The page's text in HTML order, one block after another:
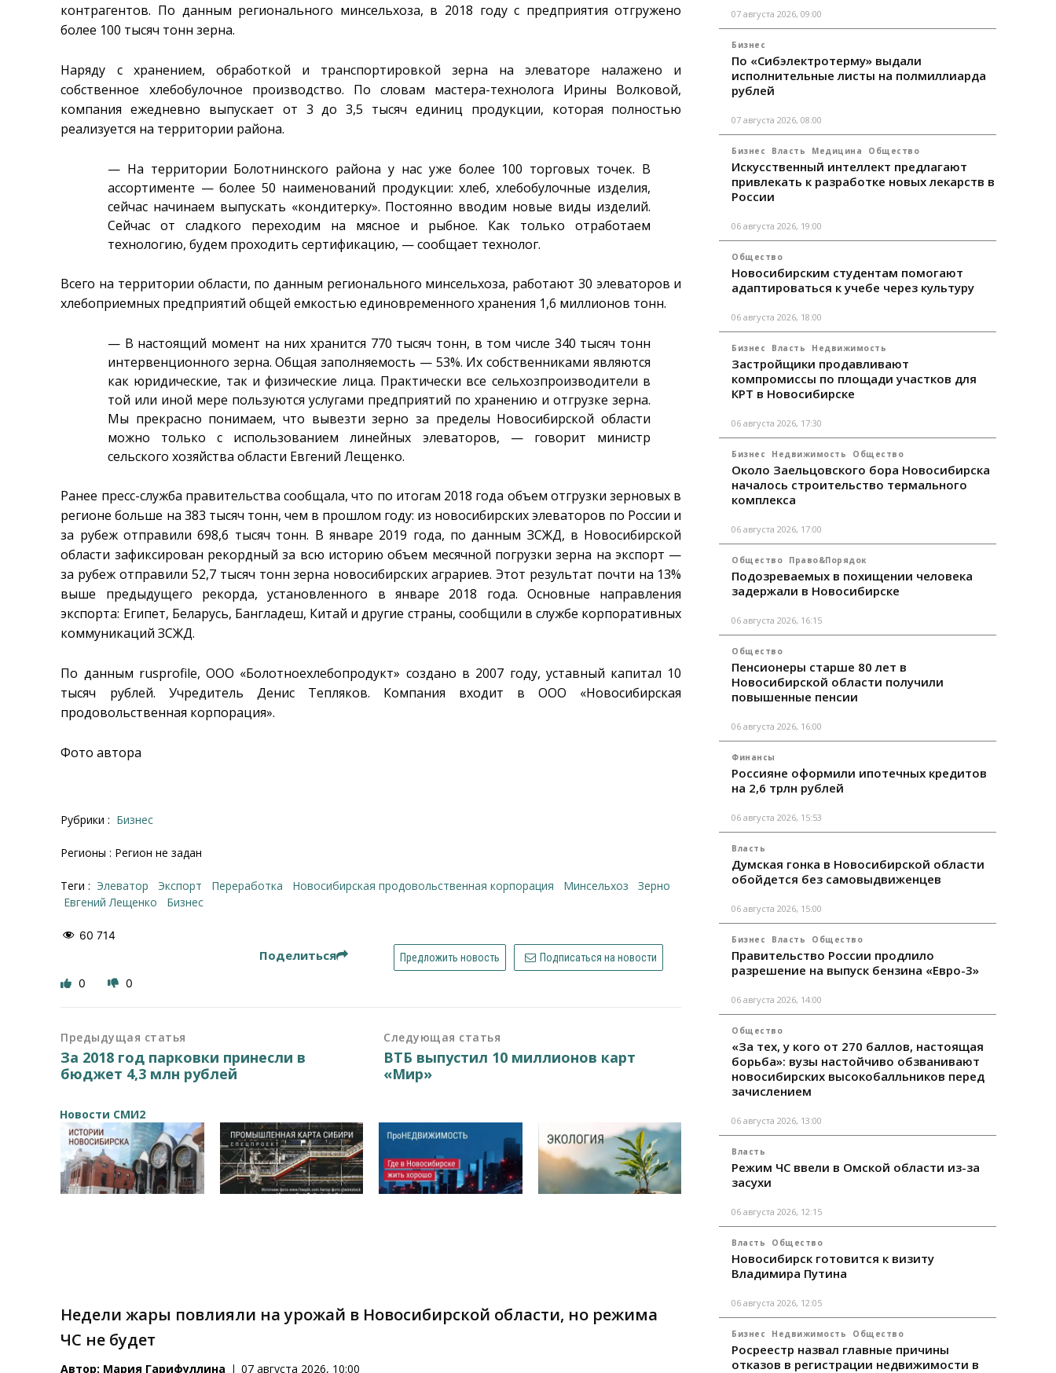
контрагентов. По данным регионального минсельхоза, в 2018 году с предприятия отгружено
более 100 тысяч тонн зерна.
Наряду с хранением, обработкой и транспортировкой зерна на элеваторе налажено и
собственное хлебобулочное производство. По словам мастера-технолога Ирины Волковой,
компания ежедневно выпускает от 3 до 3,5 тысяч единиц продукции, которая полностью
реализуется на территории района.
— На территории Болотнинского района у нас уже более 100 торговых точек. В
ассортименте — более 50 наименований продукции: хлеб, хлебобулочные изделия,
сейчас начинаем выпускать «кондитерку». Постоянно вводим новые виды изделий.
Сейчас от сладкого переходим на мясное и рыбное. Как только отработаем
технологию, будем проходить сертификацию, — сообщает технолог.
Всего на территории области, по данным регионального минсельхоза, работают 30 элеваторов и
хлебоприемных предприятий общей емкостью единовременного хранения 1,6 миллионов тонн.
— В настоящий момент на них хранится 770 тысяч тонн, в том числе 340 тысяч тонн
интервенционного зерна. Общая заполняемость — 53%. Их собственниками являются
как юридические, так и физические лица. Практически все сельхозпроизводители в
той или иной мере пользуются услугами предприятий по хранению и отгрузке зерна.
Мы прекрасно понимаем, что вывезти зерно за пределы Новосибирской области
можно только с использованием линейных элеваторов, — говорит министр
сельского хозяйства области Евгений Лещенко.
Ранее пресс-служба правительства сообщала, что по итогам 2018 года объем отгрузки зерновых в
регионе больше на 383 тысяч тонн, чем в прошлом году: из новосибирских элеваторов по России и
за рубеж отправили 698,6 тысяч тонн. В январе 2019 года, по данным ЗСЖД, в Новосибирской
области зафиксирован рекордный за всю историю объем месячной погрузки зерна на экспорт —
за рубеж отправили 52,7 тысяч тонн зерна новосибирских аграриев. Этот результат почти на 13%
выше предыдущего рекорда, установленного в январе 2018 года. Основные направления
экспорта: Египет, Беларусь, Бангладеш, Китай и другие страны, сообщили в службе корпоративных
коммуникаций ЗСЖД.
По данным rusprofile, ООО «Болотноехлебопродукт» создано в 2007 году, уставный капитал 10
тысяч рублей. Учредитель Денис Тепляков. Компания входит в ООО «Новосибирская
продовольственная корпорация».
Фото автора
Рубрики : Бизнес
Регионы : Регион не задан
Теги : элеватор экспорт переработка Новосибирская продовольственная корпорация Минсельхоз
зерно
Евгений Лещенко
бизнес
60 714
Поделиться Предложить новость Подписаться на новости
0 0
Предыдущая статья
За 2018 год парковки принесли в
бюджет 4,3 млн рублей
Следующая статья
ВТБ выпустил 10 миллионов карт
«Мир»
Новости СМИ2
Недели жары повлияли на урожай в Новосибирской области, но режима
ЧС не будет
Автор: Мария Гарифуллина 07 августа 2026, 10:00
07 августа 2026, 09:00
Бизнес
По «Сибэлектротерму» выдали
исполнительные листы на полмиллиарда
рублей
07 августа 2026, 08:00
Бизнес Власть Медицина Общество
Искусственный интеллект предлагают
привлекать к разработке новых лекарств в
России
06 августа 2026, 19:00
Общество
Новосибирским студентам помогают
адаптироваться к учебе через культуру
06 августа 2026, 18:00
Бизнес Власть Недвижимость
Застройщики продавливают
компромиссы по площади участков для
КРТ в Новосибирске
06 августа 2026, 17:30
Бизнес Недвижимость Общество
Около Заельцовского бора Новосибирска
началось строительство термального
комплекса
06 августа 2026, 17:00
Общество Право&Порядок
Подозреваемых в похищении человека
задержали в Новосибирске
06 августа 2026, 16:15
Общество
Пенсионеры старше 80 лет в
Новосибирской области получили
повышенные пенсии
06 августа 2026, 16:00
Финансы
Россияне оформили ипотечных кредитов
на 2,6 трлн рублей
06 августа 2026, 15:53
Власть
Думская гонка в Новосибирской области
обойдется без самовыдвиженцев
06 августа 2026, 15:00
Бизнес Власть Общество
Правительство России продлило
разрешение на выпуск бензина «Евро-3»
06 августа 2026, 14:00
Общество
«За тех, у кого от 270 баллов, настоящая
борьба»: вузы настойчиво обзванивают
новосибирских высокобалльников перед
зачислением
06 августа 2026, 13:00
Власть
Режим ЧС ввели в Омской области из-за
засухи
06 августа 2026, 12:15
Власть Общество
Новосибирск готовится к визиту
Владимира Путина
06 августа 2026, 12:05
Бизнес Недвижимость Общество
Росреестр назвал главные причины
отказов в регистрации недвижимости в